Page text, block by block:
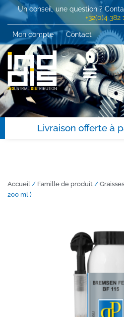
Un conseil, une question ?
+32(0)4 382
Mon compte
Contact
Livraison offerte à
Accueil / Famille de produit /
200 ml )